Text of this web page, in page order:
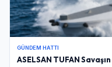
GÜNDEM HATTI
ASELSAN TUFAN